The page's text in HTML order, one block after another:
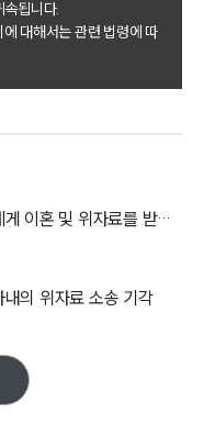
례
향
기
됩니다.
대해서는 관련 법령에 따
[이혼소송 성공사례] 의처증 심한 남편에게 이혼 및 위자료를 받아냄
의 위자료 소송 기각